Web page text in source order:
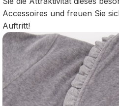
Accessoires und freuen Sie
Auftritt!